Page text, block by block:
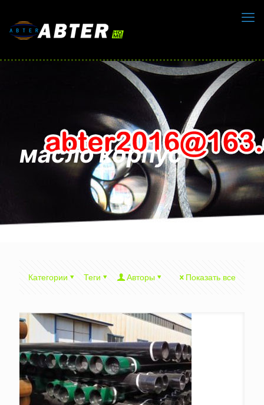
масло корпус
Категории Теги Авторы Показать все